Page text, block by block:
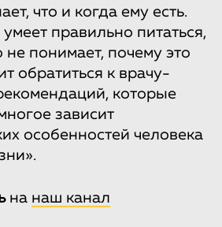
что и когда ему есть.
правильно питаться,
не понимает, почему это
обратиться к врачу-
которые
зависит
особенностей человека
на наш канал